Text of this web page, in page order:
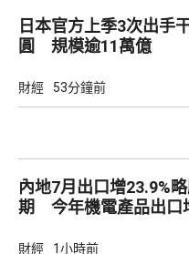
日本官方上季3次出手
圓 規模逾11萬億
財經 53分鐘前
內地7月出口增23.9%
期 今年機電產品出口
財經 1小時前